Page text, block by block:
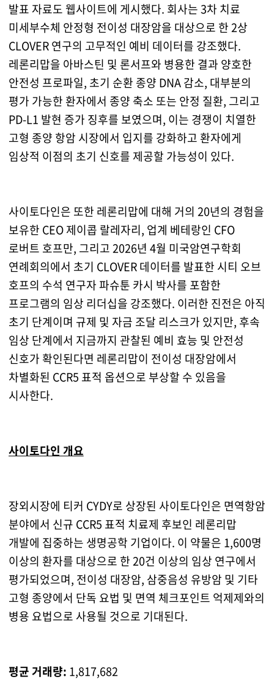
발표 자료도 웹사이트에 게시했다. 회사는 3차 치료
미세부수체 안정형 전이성 대장암을 대상으로 한 2상
CLOVER 연구의 고무적인 예비 데이터를 강조했다.
레론리맙을 아바스틴 및 론서프와 병용한 결과 양호한
안전성 프로파일, 초기 순환 종양 DNA 감소, 대부분의
평가 가능한 환자에서 종양 축소 또는 안정 질환, 그리고
PD-L1 발현 증가 징후를 보였으며, 이는 경쟁이 치열한
고형 종양 항암 시장에서 입지를 강화하고 환자에게
임상적 이점의 초기 신호를 제공할 가능성이 있다.
사이토다인은 또한 레론리맙에 대해 거의 20년의 경험을
보유한 CEO 제이콥 랄레자리, 업계 베테랑인 CFO
로버트 호프만, 그리고 2026년 4월 미국암연구학회
연례회의에서 초기 CLOVER 데이터를 발표한 시티 오브
호프의 수석 연구자 파슈툰 카시 박사를 포함한
프로그램의 임상 리더십을 강조했다. 이러한 진전은 아직
초기 단계이며 규제 및 자금 조달 리스크가 있지만, 후속
임상 단계에서 지금까지 관찰된 예비 효능 및 안전성
신호가 확인된다면 레론리맙이 전이성 대장암에서
차별화된 CCR5 표적 옵션으로 부상할 수 있음을
시사한다.
사이토다인 개요
장외시장에 티커 CYDY로 상장된 사이토다인은 면역항암
분야에서 신규 CCR5 표적 치료제 후보인 레론리맙
개발에 집중하는 생명공학 기업이다. 이 약물은 1,600명
이상의 환자를 대상으로 한 20건 이상의 임상 연구에서
평가되었으며, 전이성 대장암, 삼중음성 유방암 및 기타
고형 종양에서 단독 요법 및 면역 체크포인트 억제제와의
병용 요법으로 사용될 것으로 기대된다.
평균 거래량: 1,817,682